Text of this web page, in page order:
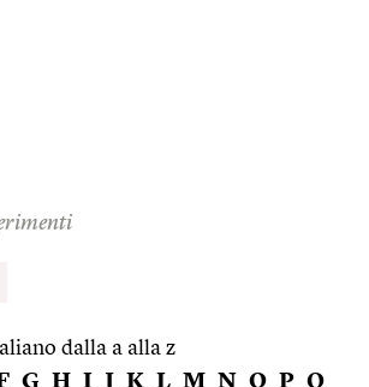
dalla a alla z
G H I J K L M N O P Q